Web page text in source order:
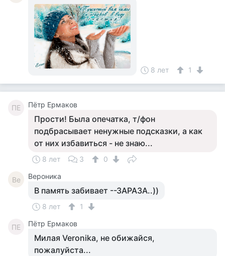
8 лет 1
ПЕ Пётр Ермаков
Прости! Была опечатка, т/фон
подбрасывает ненужные подсказки, а как
от них избавиться - не знаю...
8 лет 3 0
Ве Вероника
В память забивает --ЗАРАЗА..))
8 лет 1
ПЕ Пётр Ермаков
Милая Veronika, не обижайся,
пожалуйста...